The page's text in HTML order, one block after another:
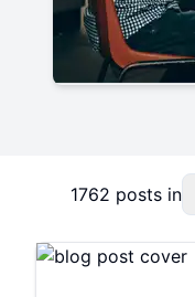
1762 posts in